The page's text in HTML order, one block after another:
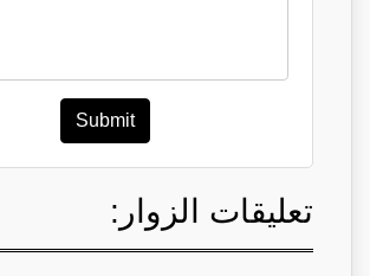
Submit
تعليقات الزوار: